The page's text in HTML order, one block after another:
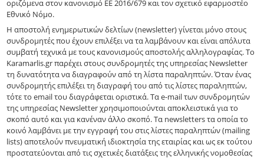
οριζόμενα στον κανονισμό ΕΕ 2016/679 και τον σχετικό εφαρμοστέο
Εθνικό Νόμο.
Η αποστολή ενημερωτικών δελτίων (newsletter) γίνεται μόνο στους
συνδρομητές που έχουν επιλέξει να τα λαμβάνουν και είναι απόλυτα
συμβατή τεχνικά με τους κανονισμούς αποστολής αλληλογραφίας. Το
Karamarlis.gr παρέχει στους συνδρομητές της υπηρεσίας Newsletter
τη δυνατότητα να διαγραφούν από τη λίστα παραληπτών. Όταν ένας
συνδρομητής επιλέξει τη διαγραφή του από τις λίστες παραληπτών,
τότε το email του διαγράφεται οριστικά. Τα e-mail των συνδρομητών
της υπηρεσίας Newsletter χρησιμοποιούνται αποκλειστικά για το
σκοπό αυτό και για κανέναν άλλο σκοπό. Τα newsletters τα οποία το
κοινό λαμβάνει με την εγγραφή του στις λίστες παραληπτών (mailing
lists) αποτελούν πνευματική ιδιοκτησία της εταιρίας και ως εκ τούτου
προστατεύονται από τις σχετικές διατάξεις της ελληνικής νομοθεσίας